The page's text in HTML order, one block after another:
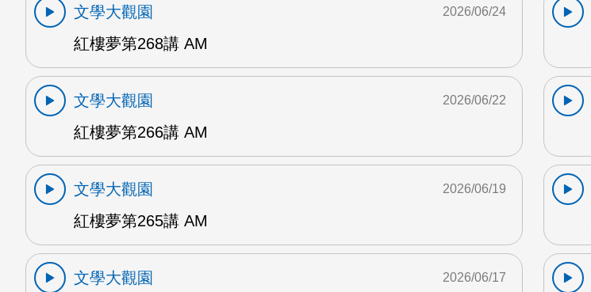
文學大觀園
紅樓夢第268講 AM
2026/06/24
文學大觀園
紅樓夢第266講 AM
2026/06/22
文學大觀園
紅樓夢第265講 AM
2026/06/19
文學大觀園 2026/06/17